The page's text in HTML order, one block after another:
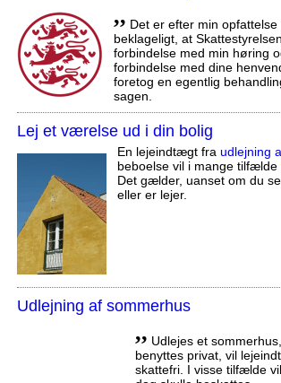
,, Det er efter min opfattelse
beklageligt, at
forbindelse med min høring
forbindelse med dine
foretog en egentlig
sagen.
Lej et værelse ud i din bolig
En lejeindtægt fra udlejning
beboelse vil i mange tilfælde
Det gælder, uanset om du
eller er lejer.
Udlejning af sommerhus
,, Udlejes et
benyttes privat, vil
skattefri. I visse tilfælde